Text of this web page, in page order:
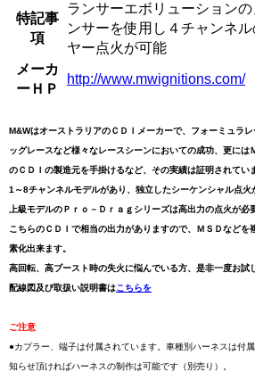
特記事
項
ランサーエボリューション
ンサーを使用し４チャンネ
ヤー点火が可能
メーカ
ーＨＰ
http://www.mwignitions.com/
M&WはオーストラリアのＣＤＩメーカーで、フォーミュラ
ッグレースなど様々なレースシーンにおいての成功、更には
のＣＤＩの製造元を手掛けるなど、その実績は証明されてい
1～8チャンネルモデルがあり、独立したシーケンシャル点火
上級モデルのＰｒｏ－Ｄｒａｇシリーズは高出力の点火が必
こちらのＣＤＩで相当の出力がありますので、ＭＳＤなどを
素化出来ます。
高回転、高ブースト時の失火に悩んでいる方、是非一度お試
配線図及び取扱い説明書はこちらを
ご注意
●カプラー、端子は付属されています。車種別ハーネスは付
知らせ頂ければハーネスの制作は可能です（別売り）。